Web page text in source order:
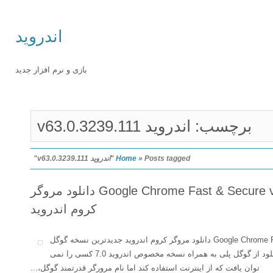
اندروید
بازی و نرم افزار جدید
برچسب: اندروید v63.0.3239.111
Home» Posts tagged "اندروید v63.0.3239.111"
Google Chrome Fast & Secure v63.0.3239.111 Final دانلود مروگر
کروم اندروید
Google Chrome Fast & Secure v63.0.3239.111 Final دانلود مروگر کروم اندروید جدیدترین نسخه گوگل
کروم برای اندروید با بیش از 1 میلیارد دانلود از گوگل پلی به همراه نسخه مخصوص اندروید 7.0 کسی را نمی
توان یافت که از اینترنت استفاده کند اما نام مرورگر قدرتمند گوگل،...